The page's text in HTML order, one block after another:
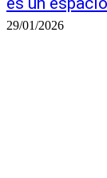
29/01/2026